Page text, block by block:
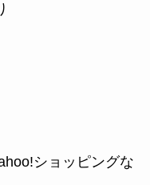
ショッピングな